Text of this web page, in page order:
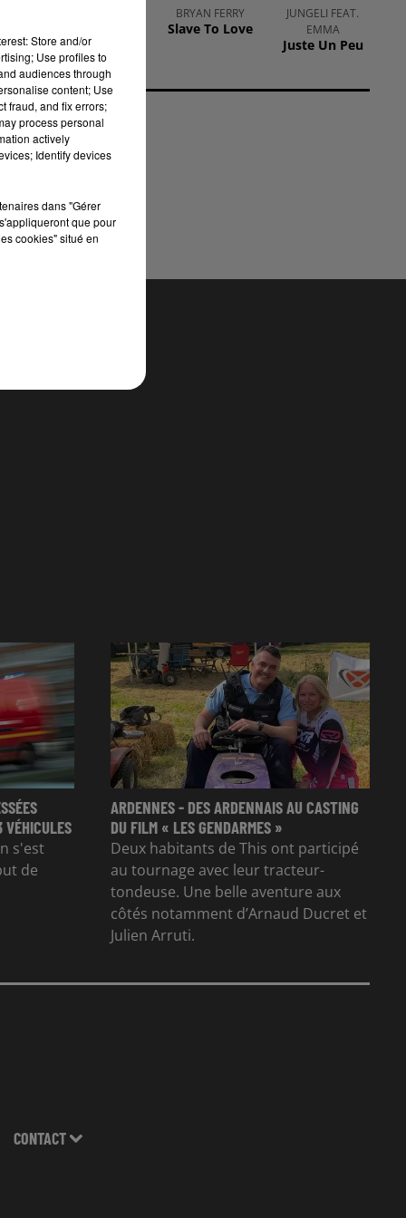
Repeat It
BRYAN FERRY
Slave To Love
JUNGELI FEAT.
EMMA
Juste Un Peu
VÉHICULES
s'est
de
ARDENNES - DES ARDENNAIS AU CASTING
DU FILM « LES GENDARMES »
Deux habitants de This ont participé
au tournage avec leur tracteur-
tondeuse. Une belle aventure aux
côtés notamment d’Arnaud Ducret et
Julien Arruti.
CONTACT
Store and/or
Use profiles to
audiences through
content; Use
fraud, and fix errors;
process personal
actively
Identify devices
dans "Gérer
que pour
cookies" situé en